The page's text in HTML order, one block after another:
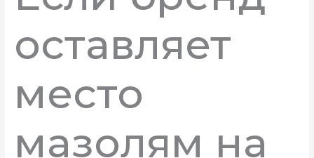
оставляет
место
мазолям на